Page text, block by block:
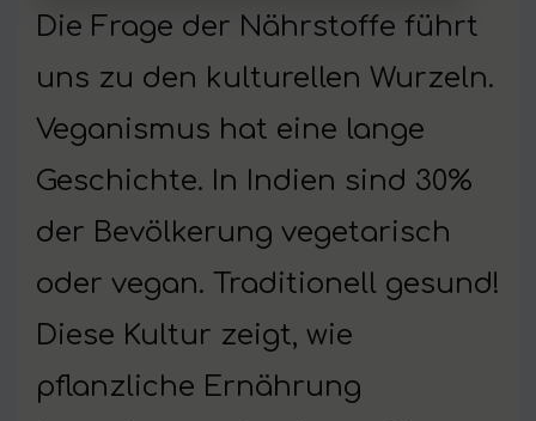
Die Frage der Nährstoffe führt
uns zu den kulturellen Wurzeln.
Veganismus hat eine lange
Geschichte. In Indien sind 30%
der Bevölkerung vegetarisch
oder vegan. Traditionell gesund!
Diese Kultur zeigt, wie
pflanzliche Ernährung